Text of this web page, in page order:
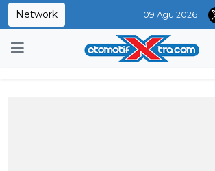
Network 09 Agu 2026